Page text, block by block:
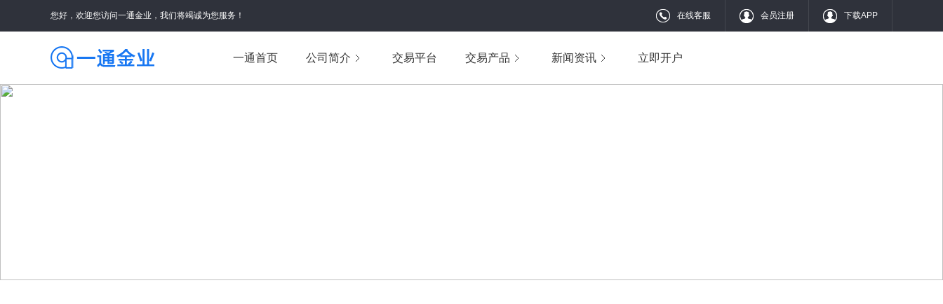
您好，欢迎您访问一通金业，我们将竭诚为您服务！ 在线客服 会员注册 下载APP
一通首页 公司简介 交易平台 交易产品 新闻资讯 立即开户